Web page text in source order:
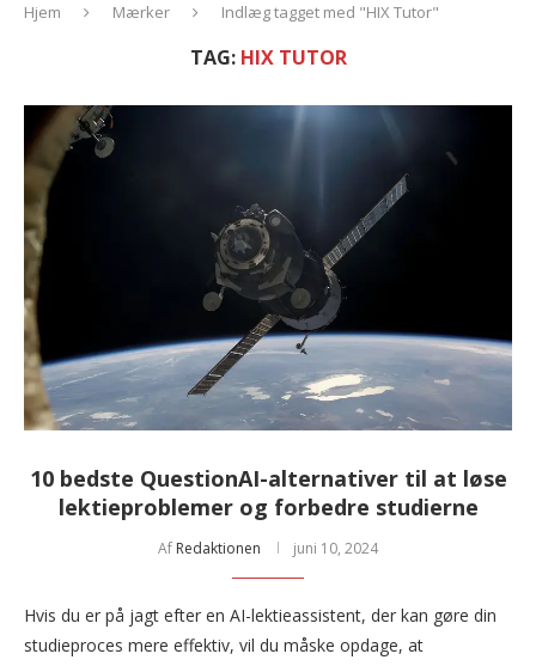
Hjem Mærker Indlæg tagget med "HIX Tutor"
TAG: HIX TUTOR
10 bedste QuestionAI-alternativer til at løse
lektieproblemer og forbedre studierne
Af Redaktionen juni 10, 2024
Hvis du er på jagt efter en AI-lektieassistent, der kan gøre din
studieproces mere effektiv, vil du måske opdage, at